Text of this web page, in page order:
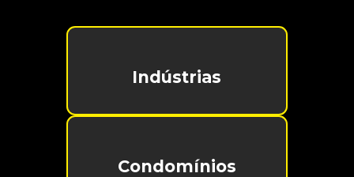
Indústrias
Condomínios